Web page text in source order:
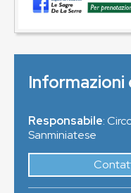
Informazioni
Responsabile:
Sanminiatese